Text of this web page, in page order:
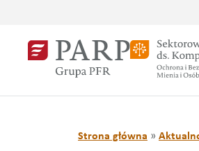
Strona główna »